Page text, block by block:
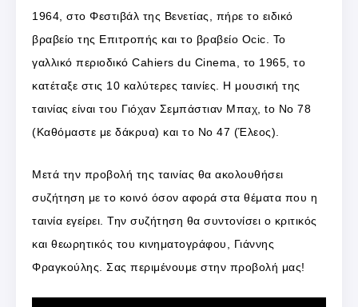
1964, στο Φεστιβάλ της Βενετίας, πήρε το ειδικό
βραβείο της Επιτροπής και το βραβείο Ocic. Το
γαλλικό περιοδικό Cahiers du Cinema, το 1965, το
κατέταξε στις 10 καλύτερες ταινίες. Η μουσική της
ταινίας είναι του Γιόχαν Σεμπάστιαν Μπαχ, to No 78
(Καθόμαστε με δάκρυα) και το Νο 47 (Έλεος).
Μετά την προβολή της ταινίας θα ακολουθήσει
συζήτηση με το κοινό όσον αφορά στα θέματα που η
ταινία εγείρει. Την συζήτηση θα συντονίσει ο κριτικός
και θεωρητικός του κινηματογράφου, Γιάννης
Φραγκούλης. Σας περιμένουμε στην προβολή μας!